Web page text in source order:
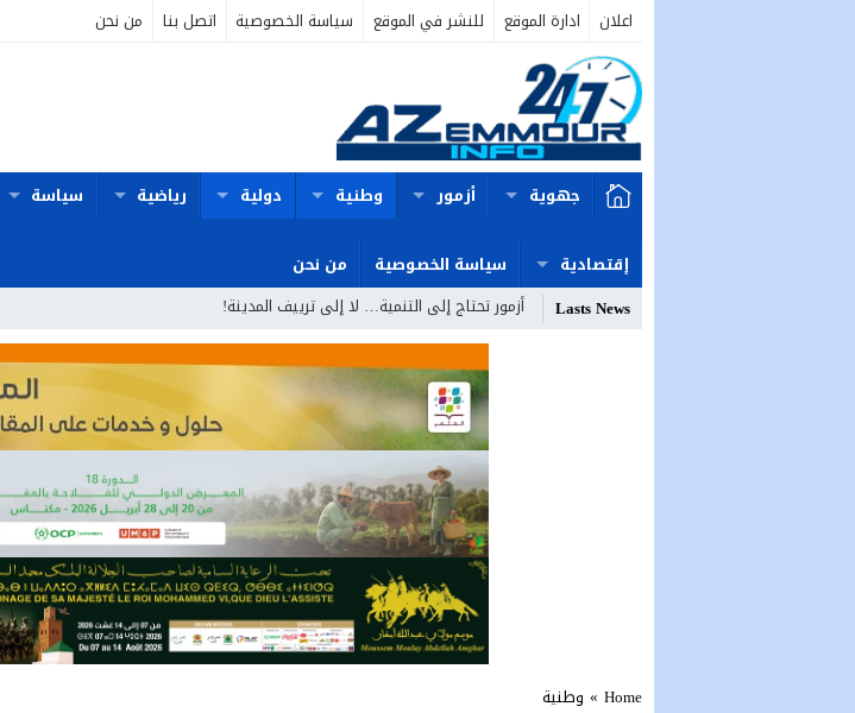
اعلان ادارة الموقع للنشر في الموقع سياسة الخصوصية اتصل بنا من نحن
جهوية أزمور وطنية دولية رياضية سياسة
إقتصادية
سياسة الخصوصية
من نحن
Lasts News
أزمور تحتاج إلى التنمية… لا إلى ترييف المدينة!
Home
» وطنية